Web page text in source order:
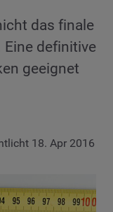
das finale
Eine definitive
geeignet
18. Apr 2016